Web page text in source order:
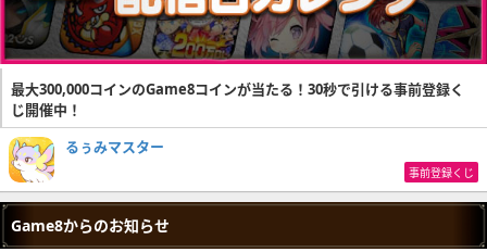
最大300,000コインのGame8コインが当たる！30秒で引ける事前登録く
じ開催中！
るぅみマスター
事前登録くじ
Game8からのお知らせ